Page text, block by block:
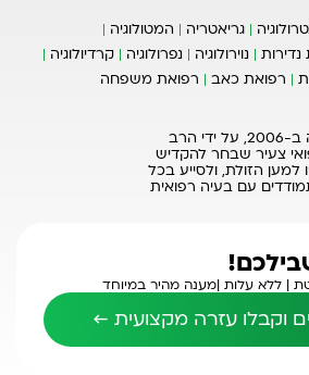
גריאטריה
המטולוגיה
נוירולוגיה נפרולוגיה
קרדיולוגיה
רפואת כאב רפואת משפחה
עמותת אשכולות הוקמה ב-2006, על ידי הרב
צעיר שבחר להקדיש
למען הזולת, ולסייע בכל
עם בעיה רפואית
| ללא עלות |מענה מהיר במיוחד
וקבלו עזרה מקצועית ←